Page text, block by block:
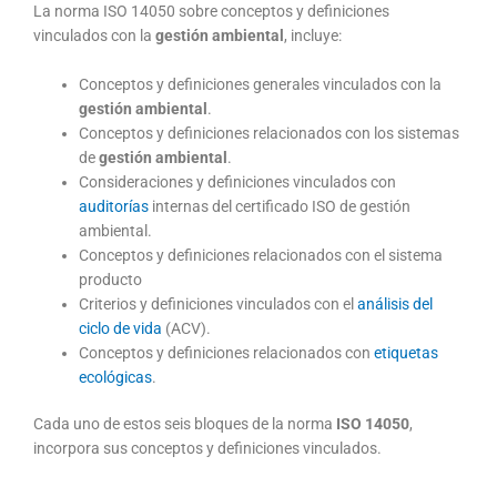
La norma ISO 14050 sobre conceptos y definiciones
vinculados con la gestión ambiental , incluye:
Conceptos y definiciones generales vinculados con la
gestión ambiental .
Conceptos y definiciones relacionados con los sistemas
degestión ambiental .
Consideraciones y definiciones vinculados con
auditorías internas del certificado ISO de gestión
ambiental.
Conceptos y definiciones relacionados con el sistema
producto
Criterios y definiciones vinculados con elanálisis del
ciclo de vida (ACV).
Conceptos y definiciones relacionados conetiquetas
ecológicas.
Cada uno de estos seis bloques de la norma ISO 14050,
incorpora sus conceptos y definiciones vinculados.